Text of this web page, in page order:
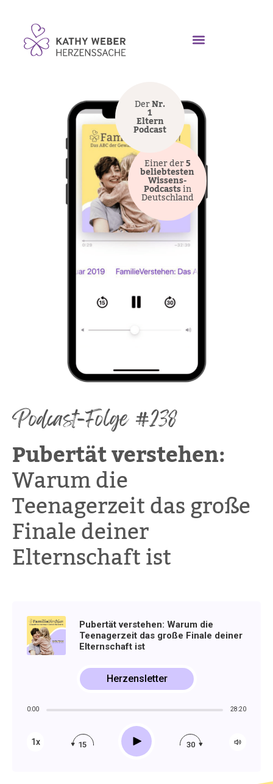
Podcast-Folge #238
Pubertät verstehen:
Warum die
Teenagerzeit das große
Finale deiner
Elternschaft ist
Pubertät verstehen: Warum die
Teenagerzeit das große Finale deiner
Elternschaft ist
0:00 28:20
1x 15 Play 30
Herzensletter
Einer der5
beliebtesten
Wissens-
Podcastsin
Deutschland
DerNr.
1
Eltern
Podcast